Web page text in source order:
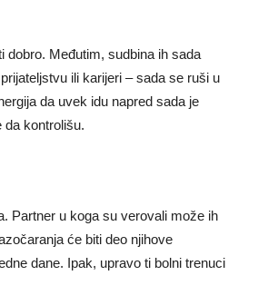
Međutim, sudbina ih sada
ili karijeri – sada se ruši u
da uvek idu napred sada je
da kontrolišu.
Partner u koga su verovali može ih
će biti deo njihove
dane. Ipak, upravo ti bolni trenuci